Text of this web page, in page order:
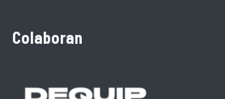
Colaboran